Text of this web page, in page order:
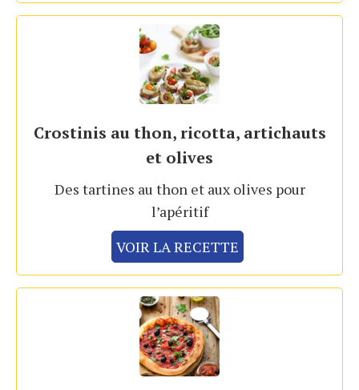
Crostinis au thon, ricotta, artichauts
et olives
Des tartines au thon et aux olives pour
l’apéritif
VOIR LA RECETTE